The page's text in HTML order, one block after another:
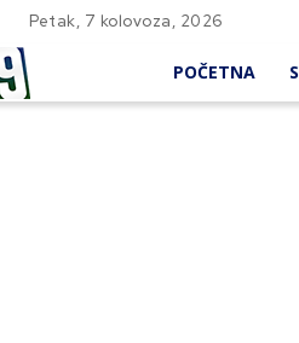
Petak, 7 kolovoza, 2026
POČETNA